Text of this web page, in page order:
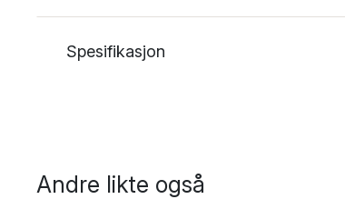
Spesifikasjon
Andre likte også